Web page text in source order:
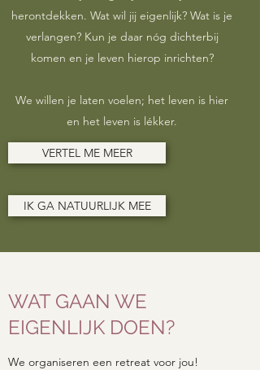
herontdekken. Wat wil jij eigenlijk? Wat is je
verlangen? Kun je daar nóg dichterbij
komen en je leven hierop inrichten?
We willen je laten voelen; het leven is hier
en het leven is lékker.
VERTEL ME MEER
IK GA NATUURLIJK MEE
WAT GAAN WE
EIGENLIJK DOEN?
We organiseren een retreat voor jou!